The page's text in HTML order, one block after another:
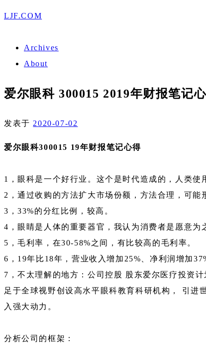
LJF.COM
Archives
About
爱尔眼科 300015 2019年财报笔记
发表于 2020-07-02
爱尔眼科300015 19年财报笔记心得
1，眼科是一个好行业。这个是时代造成的，人类使
2，通过收购的方法扩大市场份额，方法合理，可能
3，33%的分红比例，较高。
4，眼睛是人体的重要器官，我认为消费者是愿意为
5，毛利率，在30-58%之间，有比较高的毛利率。
6，19年比18年，营业收入增加25%、净利润增加
7，不太理解的地方：公司控股 股东爱尔医疗投资
足于全球视野创设高水平眼科教育科研机构， 引进
入强大动力。
分析公司的框架：